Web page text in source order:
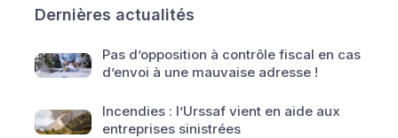
Dernières actualités
Pas d’opposition à contrôle fiscal en cas
d’envoi à une mauvaise adresse !
Incendies : l’Urssaf vient en aide aux
entreprises sinistrées